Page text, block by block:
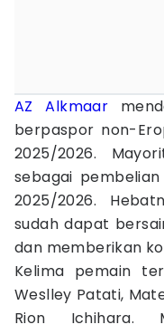
AZ Alkmaar
berpaspor non-
2025/2026.
sebagai
2025/2026.
sudah dapat
dan memberikan
Kelima pemain
Weslley Patati,
Rion Ichihara.